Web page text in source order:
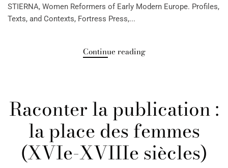
STIERNA, Women Reformers of Early Modern Europe. Profiles,
Texts, and Contexts, Fortress Press,...
Continue reading
Raconter la publication :
la place des femmes
(XVIe-XVIIIe siècles)